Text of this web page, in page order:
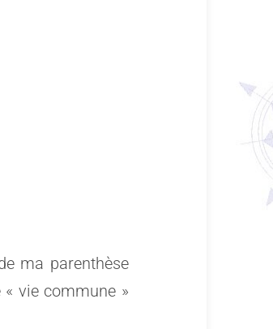
ma parenthèse
vie commune »